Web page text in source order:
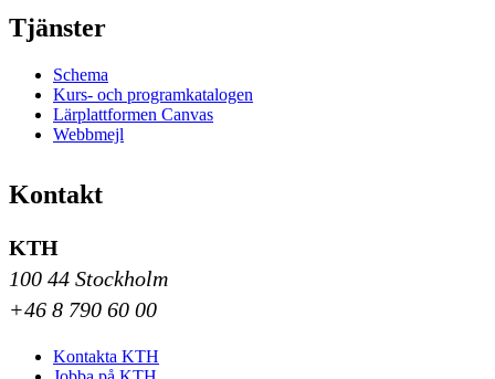
Tjänster
Schema
Kurs- och programkatalogen
Lärplattformen Canvas
Webbmejl
Kontakt
KTH
100 44 Stockholm
+46 8 790 60 00
Kontakta KTH